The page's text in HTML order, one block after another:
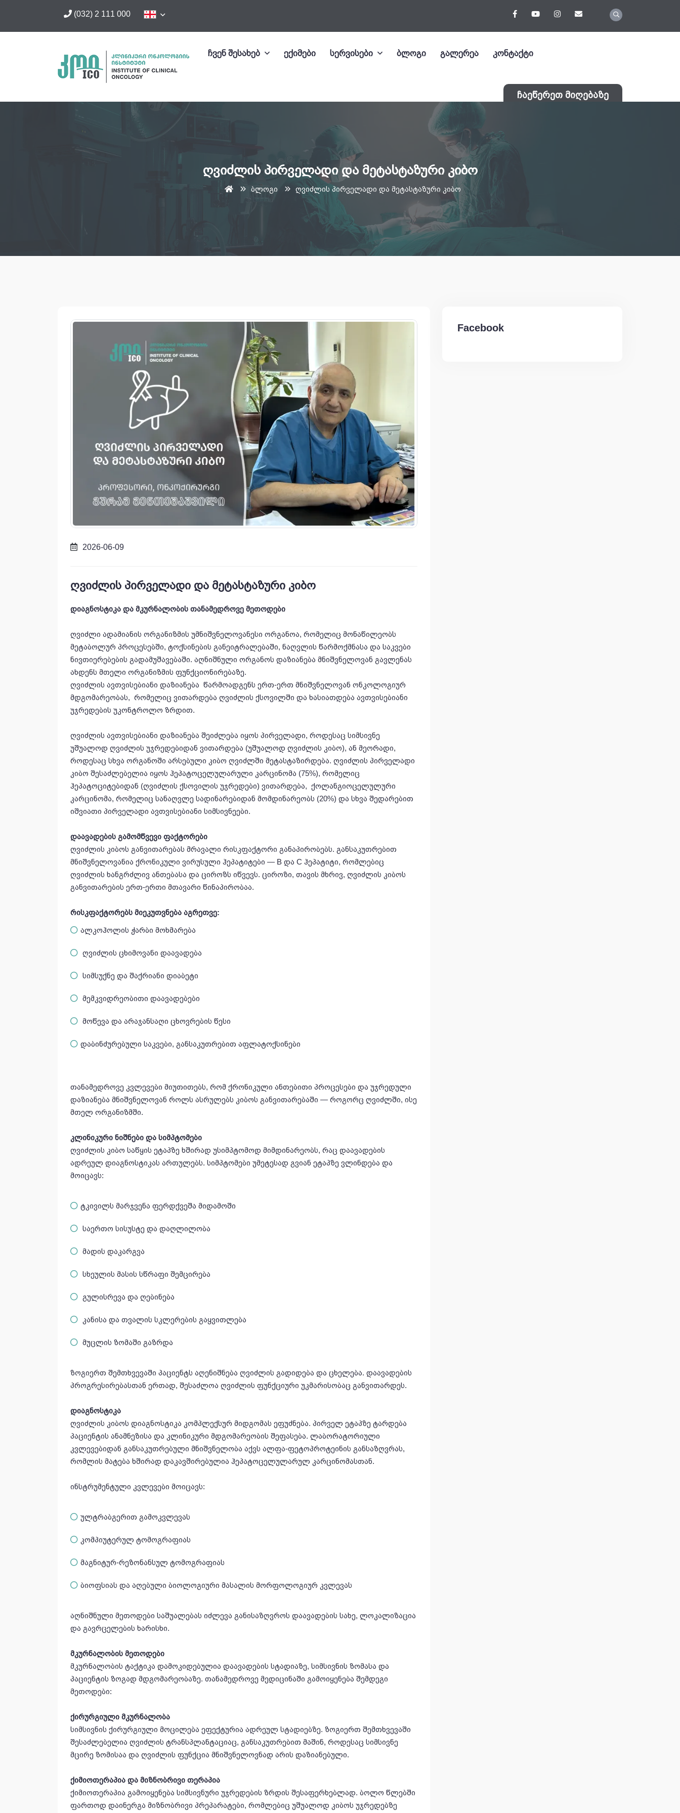
(032) 2 111 000
ჩვენ შესახებ ექიმები სერვისები ბლოგი გალერეა კონტაქტი
ჩაეწერეთ მიღებაზე
ღვიძლის პირველადი და მეტასტაზური კიბო
ბლოგი ღვიძლის პირველადი და მეტასტაზური კიბო
2026-06-09
ღვიძლის პირველადი და მეტასტაზური კიბო
დიაგნოსტიკა და მკურნალობის თანამედროვე მეთოდები
ღვიძლი ადამიანის ორგანიზმის უმნიშვნელოვანესი ორგანოა, რომელიც მონაწილეობს
მეტაბოლურ პროცესებში, ტოქსინების განეიტრალებაში, ნაღვლის წარმოქმნასა და საკვები
ნივთიერებების გადამუშავებაში. აღნიშნული ორგანოს დაზიანება მნიშვნელოვან გავლენას
ახდენს მთელი ორგანიზმის ფუნქციონირებაზე.
ღვიძლის ავთვისებიანი დაზიანება წარმოადგენს ერთ-ერთ მნიშვნელოვან ონკოლოგიურ
მდგომარეობას, რომელიც ვითარდება ღვიძლის ქსოვილში და ხასიათდება ავთვისებიანი
უჯრედების უკონტროლო ზრდით.
ღვიძლის ავთვისებიანი დაზიანება შეიძლება იყოს პირველადი, როდესაც სიმსივნე
უშუალოდ ღვიძლის უჯრედებიდან ვითარდება (უშუალოდ ღვიძლის კიბო), ან მეორადი,
როდესაც სხვა ორგანოში არსებული კიბო ღვიძლში მეტასტაზირდება. ღვიძლის პირველადი
კიბო შესაძლებელია იყოს ჰეპატოცელულარული კარცინომა (75%), რომელიც
ჰეპატოციტებიდან (ღვიძლის ქსოვილის უჯრედები) ვითარდება, ქოლანგიოცელულური
კარცინომა, რომელიც სანაღვლე სადინარებიდან მომდინარეობს (20%) და სხვა შედარებით
იშვიათი პირველადი ავთვისებიანი სიმსივნეები.
დაავადების გამომწვევი ფაქტორები
ღვიძლის კიბოს განვითარებას მრავალი რისკფაქტორი განაპირობებს. განსაკუთრებით
მნიშვნელოვანია ქრონიკული ვირუსული ჰეპატიტები — B და C ჰეპატიტი, რომლებიც
ღვიძლის ხანგრძლივ ანთებასა და ციროზს იწვევს. ციროზი, თავის მხრივ, ღვიძლის კიბოს
განვითარების ერთ-ერთი მთავარი წინაპირობაა.
რისკფაქტორებს მიეკუთვნება აგრეთვე:
ალკოჰოლის ჭარბი მოხმარება
ღვიძლის ცხიმოვანი დაავადება
სიმსუქნე და შაქრიანი დიაბეტი
მემკვიდრეობითი დაავადებები
მოწევა და არაჯანსაღი ცხოვრების წესი
დაბინძურებული საკვები, განსაკუთრებით აფლატოქსინები
თანამედროვე კვლევები მიუთითებს, რომ ქრონიკული ანთებითი პროცესები და უჯრედული
დაზიანება მნიშვნელოვან როლს ასრულებს კიბოს განვითარებაში — როგორც ღვიძლში, ისე
მთელ ორგანიზმში.
კლინიკური ნიშნები და სიმპტომები
ღვიძლის კიბო საწყის ეტაპზე ხშირად უსიმპტომოდ მიმდინარეობს, რაც დაავადების
ადრეულ დიაგნოსტიკას ართულებს. სიმპტომები უმეტესად გვიან ეტაპზე ვლინდება და
მოიცავს:
ტკივილს მარჯვენა ფერდქვეშა მიდამოში
საერთო სისუსტე და დაღლილობა
მადის დაკარგვა
სხეულის მასის სწრაფი შემცირება
გულისრევა და ღებინება
კანისა და თვალის სკლერების გაყვითლება
მუცლის ზომაში გაზრდა
ზოგიერთ შემთხვევაში პაციენტს აღენიშნება ღვიძლის გადიდება და ცხელება. დაავადების
პროგრესირებასთან ერთად, შესაძლოა ღვიძლის ფუნქციური უკმარისობაც განვითარდეს.
დიაგნოსტიკა
ღვიძლის კიბოს დიაგნოსტიკა კომპლექსურ მიდგომას ეფუძნება. პირველ ეტაპზე ტარდება
პაციენტის ანამნეზისა და კლინიკური მდგომარეობის შეფასება. ლაბორატორიული
კვლევებიდან განსაკუთრებული მნიშვნელობა აქვს ალფა-ფეტოპროტეინის განსაზღვრას,
რომლის მატება ხშირად დაკავშირებულია ჰეპატოცელულარულ კარცინომასთან.
ინსტრუმენტული კვლევები მოიცავს:
ულტრაბგერით გამოკვლევას
კომპიუტერულ ტომოგრაფიას
მაგნიტურ-რეზონანსულ ტომოგრაფიას
ბიოფსიას და აღებული ბიოლოგიური მასალის მორფოლოგიურ კვლევას
აღნიშნული მეთოდები საშუალებას იძლევა განისაზღვროს დაავადების სახე, ლოკალიზაცია
და გავრცელების ხარისხი.
მკურნალობის მეთოდები
მკურნალობის ტაქტიკა დამოკიდებულია დაავადების სტადიაზე, სიმსივნის ზომასა და
პაციენტის ზოგად მდგომარეობაზე. თანამედროვე მედიცინაში გამოიყენება შემდეგი
მეთოდები:
ქირურგიული მკურნალობა
სიმსივნის ქირურგიული მოცილება ეფექტურია ადრეულ სტადიებზე. ზოგიერთ შემთხვევაში
შესაძლებელია ღვიძლის ტრანსპლანტაციაც, განსაკუთრებით მაშინ, როდესაც სიმსივნე
მცირე ზომისაა და ღვიძლის ფუნქცია მნიშვნელოვნად არის დაზიანებული.
ქიმიოთერაპია და მიზნობრივი თერაპია
ქიმიოთერაპია გამოიყენება სიმსივნური უჯრედების ზრდის შესაფერხებლად. ბოლო წლებში
ფართოდ დაინერგა მიზნობრივი პრეპარატები, რომლებიც უშუალოდ კიბოს უჯრედებზე
Facebook